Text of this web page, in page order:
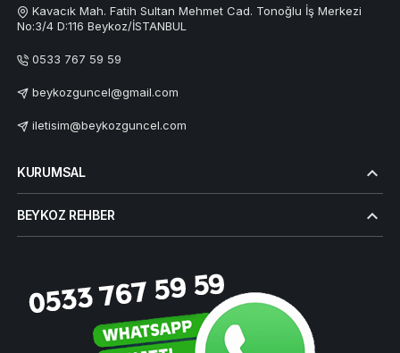
Kavacık Mah. Fatih Sultan Mehmet Cad. Tonoğlu İş Merkezi
No:3/4 D:116 Beykoz/İSTANBUL
0533 767 59 59
beykozguncel@gmail.com
iletisim@beykozguncel.com
KURUMSAL
BEYKOZ REHBER